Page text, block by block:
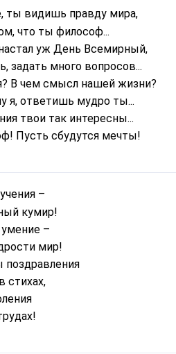
ты видишь правду мира,
что ты философ...
уж День Всемирный,
задать много вопросов...
В чем смысл нашей жизни?
я, ответишь мудро ты...
твои так интересны...
Пусть сбудутся мечты!
–
кумир!
–
мир!
стихах,